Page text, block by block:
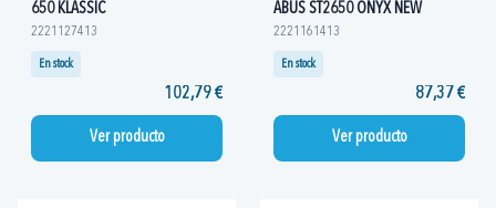
650 KLASSIC
2221127413
En stock
102,79 €
Ver producto
ABUS ST2650 ONYX NEW
2221161413
En stock
87,37 €
Ver producto